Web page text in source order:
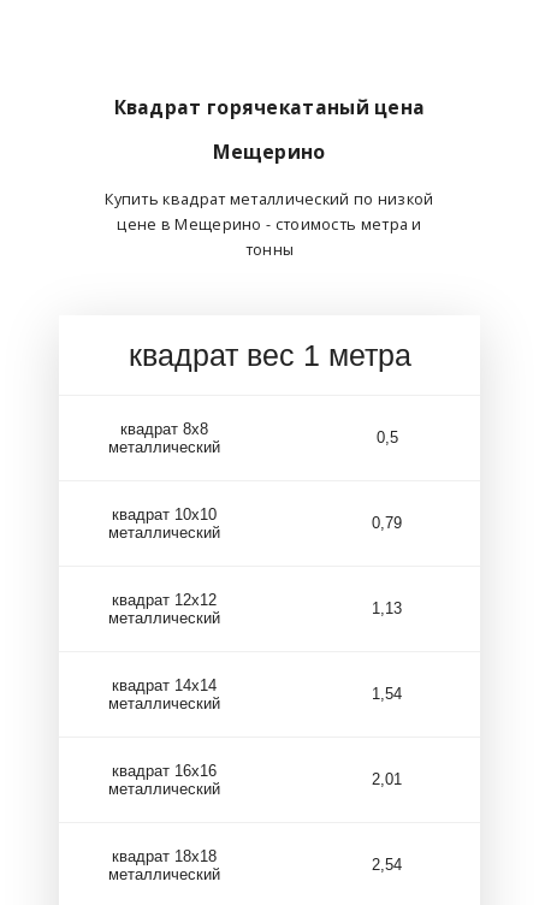
Квадрат горячекатаный цена
Мещерино
Купить квадрат металлический по низкой
цене в Мещерино - стоимость метра и
тонны
квадрат вес 1 метра
квадрат 8х8
металлический
0,5
квадрат 10х10
металлический
0,79
квадрат 12х12
металлический
1,13
квадрат 14х14
металлический
1,54
квадрат 16х16
металлический
2,01
квадрат 18х18
металлический
2,54